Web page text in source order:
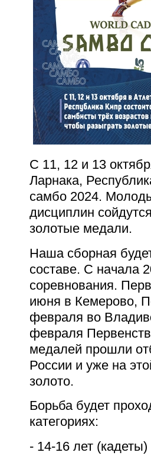
С 11, 12 и 13
Ларнака,
самбо 2024.
дисциплин
золотые медали.
Наша сборная
составе. С начала
соревнования.
июня в Кемерово,
февраля во
февраля
медалей прошли
России и уже на
золото.
Борьба будет
категориях:
- 14-16 лет (кадеты)